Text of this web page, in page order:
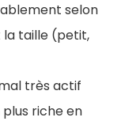
selon
la taille (petit,
très actif
riche en